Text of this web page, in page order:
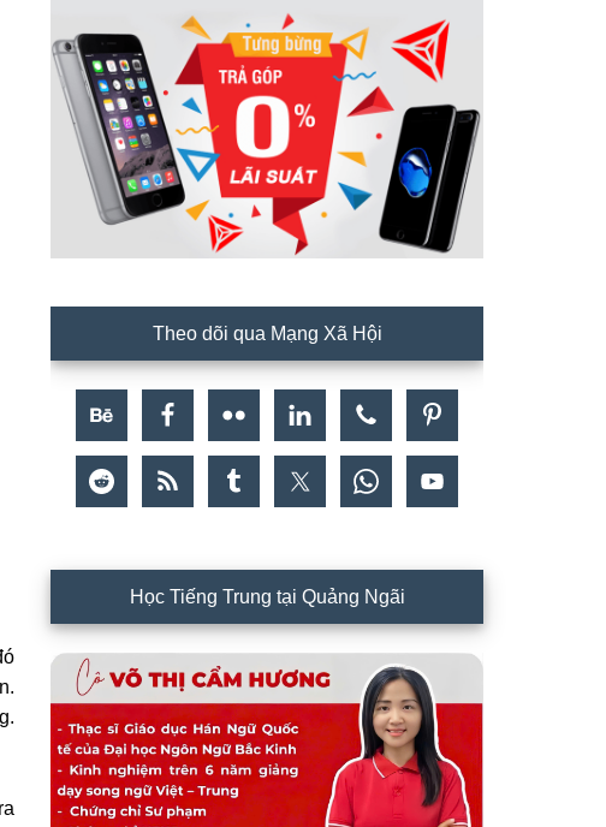
Theo dõi qua Mạng Xã Hội
Học Tiếng Trung tại Quảng Ngãi